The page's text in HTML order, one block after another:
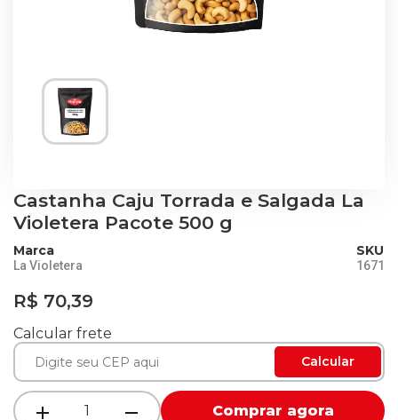
Castanha Caju Torrada e Salgada La
Violetera Pacote 500 g
Marca
La Violetera
SKU
1671
R$ 70,39
Calcular frete
Calcular
Comprar agora